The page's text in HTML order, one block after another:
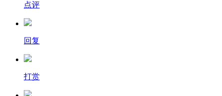
点评
回复
打赏